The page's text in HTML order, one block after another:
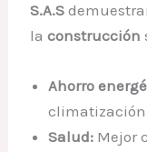
S.A.S
laconstrucción
Ahorro
climatización
Salud: Mejor